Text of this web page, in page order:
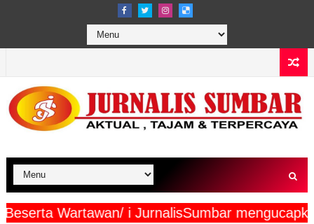
Wartawan/ i JurnalisSumbar mengucapkan "